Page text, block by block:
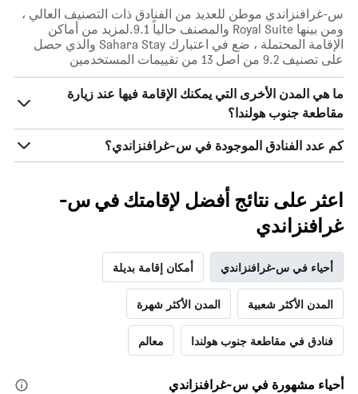
س-غرافنزاندي موطن للعديد من الفنادق ذات التصنيف العالي ،
ومن بينها Royal Suite والمصنف حالياً 9.1.لمزيد من أماكن
الإقامة المحتملة ، ضع في اعتبارك Sahara Stay والذي حصل
على تصنيف 9.2 من اصل 13 من تقييمات المستخدمين
ما هي المدن الأخرى التي يمكنك الإقامة فيها عند زيارة
مقاطعة جنوب هولندا؟
كم عدد الفنادق الموجودة في س-غرافنزاندي؟
اعثر على نتائج أفضل لإقامتك في س-
غرافنزاندي
أحياء في س-غرافنزاندي أمكان إقامة بديلة
المدن الأكثر شعبية المدن الأكثر شهرة
فنادق في مقاطعة جنوب هولندا معالم
أحياء مشهورة في س-غرافنزاندي